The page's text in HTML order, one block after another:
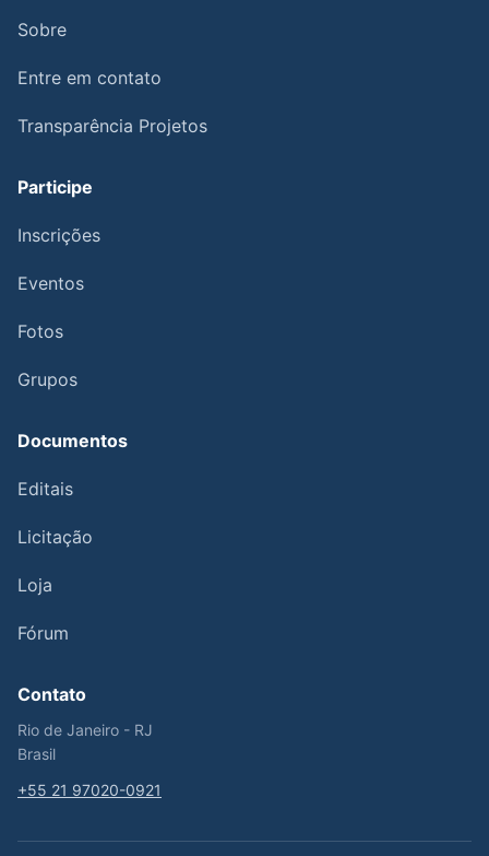
Sobre
Entre em contato
Transparência Projetos
Participe
Inscrições
Eventos
Fotos
Grupos
Documentos
Editais
Licitação
Loja
Fórum
Contato
Rio de Janeiro - RJ
Brasil
+55 21 97020-0921